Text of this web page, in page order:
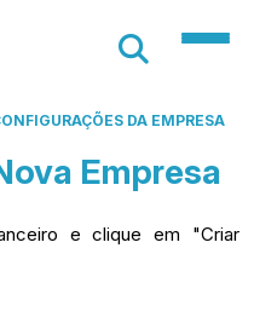
DA EMPRESA
Empresa
e clique em "Criar